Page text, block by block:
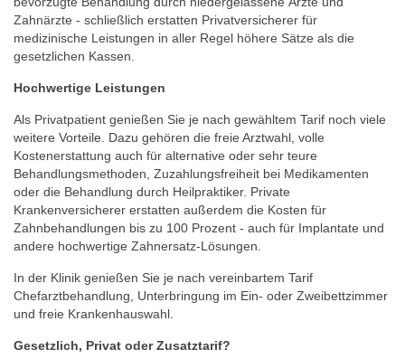
Zahnärzte - schließlich erstatten Privatversicherer für
medizinische Leistungen in aller Regel höhere Sätze als die
gesetzlichen Kassen.
Hochwertige Leistungen
Als Privatpatient genießen Sie je nach gewähltem Tarif noch viele
weitere Vorteile. Dazu gehören die freie Arztwahl, volle
Kostenerstattung auch für alternative oder sehr teure
Behandlungsmethoden, Zuzahlungsfreiheit bei Medikamenten
oder die Behandlung durch Heilpraktiker. Private
Krankenversicherer erstatten außerdem die Kosten für
Zahnbehandlungen bis zu 100 Prozent - auch für Implantate und
andere hochwertige Zahnersatz-Lösungen.
In der Klinik genießen Sie je nach vereinbartem Tarif
Chefarztbehandlung, Unterbringung im Ein- oder Zweibettzimmer
und freie Krankenhauswahl.
Gesetzlich, Privat oder Zusatztarif?